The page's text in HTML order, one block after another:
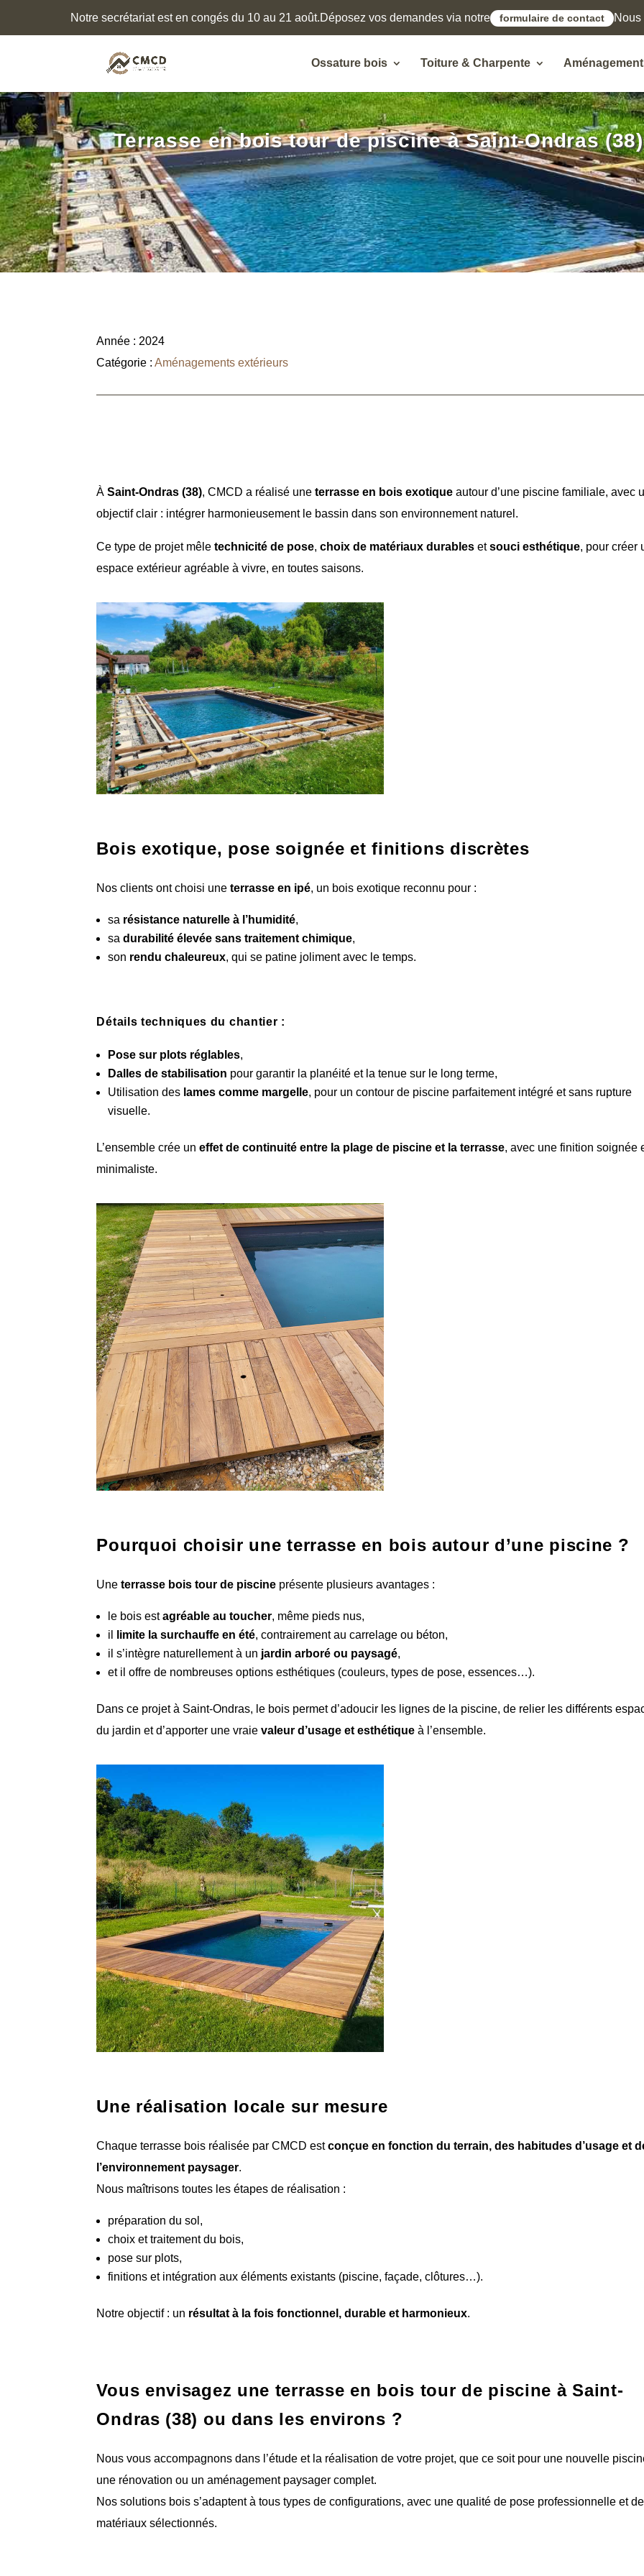
Ossature bois Toiture & Charpente
Terrasse en bois tour de piscine à Saint-Ondras (38)
Année : 2024
Catégorie :Aménagements extérieurs
ÀSaint-Ondras (38), CMCD a réalisé uneterrasse en bois exotique autour d’une piscine familiale, avec
objectif clair : intégrer harmonieusement le bassin dans son environnement naturel.
Ce type de projet mêletechnicité de pose,choix de matériaux durables etsouci esthétique, pour créer
espace extérieur agréable à vivre, en toutes saisons.
Bois exotique, pose soignée et finitions discrètes
Nos clients ont choisi uneterrasse en ipé, un bois exotique reconnu pour :
sa résistance naturelle à l’humidité,
sadurabilité élevée sans traitement chimique,
son rendu chaleureux, qui se patine joliment avec le temps.
Détails techniques du chantier :
Pose sur plots réglables,
Dalles de stabilisation pour garantir la planéité et la tenue sur le long terme,
Utilisation des lames comme margelle, pour un contour de piscine parfaitement intégré et sans rupture
visuelle.
L’ensemble crée uneffet de continuité entre la plage de piscine et la terrasse, avec une finition soignée
minimaliste.
Pourquoi choisir une terrasse en bois autour d’une piscine ?
Uneterrasse bois tour de piscine présente plusieurs avantages :
le bois estagréable au toucher, même pieds nus,
il
limite la surchauffe en été, contrairement au carrelage ou béton,
il s’intègre naturellement à un jardin arboré ou paysagé,
et il offre de nombreuses options esthétiques (couleurs, types de pose, essences…).
Dans ce projet à Saint-Ondras, le bois permet d’adoucir les lignes de la piscine, de relier les différents
du jardin et d’apporter une vraievaleur d’usage et esthétique à l’ensemble.
Une réalisation locale sur mesure
Chaque terrasse bois réalisée par CMCD estconçue en fonction du terrain, des habitudes d’usage et
l’environnement paysager.
Nous maîtrisons toutes les étapes de réalisation :
préparation du sol,
choix et traitement du bois,
pose sur plots,
finitions et intégration aux éléments existants (piscine, façade, clôtures…).
Notre objectif : un résultat à la fois fonctionnel, durable et harmonieux.
Vous envisagez une terrasse en bois tour de piscine à Saint-
Ondras (38) ou dans les environs ?
Nous vous accompagnons dans l’étude et la réalisation de votre projet, que ce soit pour une nouvelle
une rénovation ou un aménagement paysager complet.
Nos solutions bois s’adaptent à tous types de configurations, avec une qualité de pose professionnelle et
matériaux sélectionnés.
Notre secrétariat est en congés du 10 au 21 août.Déposez vos demandes via notre formulaire de contact Nous